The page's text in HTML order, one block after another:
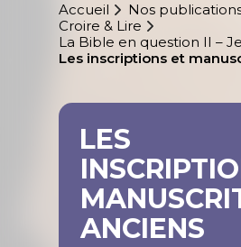
Accueil
Nos
Croire & Lire
La Bible en question II –
Les inscriptions et
LES
ANCIENS